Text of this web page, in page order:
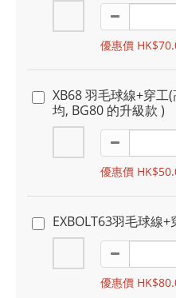
優惠價
XB68 羽毛球線+穿工
均, BG80 的升級款 )
優惠價
EXBOLT63羽毛球線
優惠價